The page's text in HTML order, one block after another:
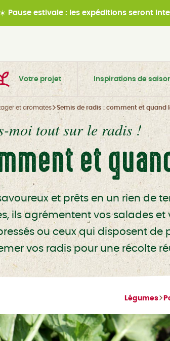
☀️ Pause estivale : les expéditions seront
Votre projet Inspirations de
et aromates Semis de radis : comment et quand
moi tout sur le radis !
et
et prêts en un rien de
ils agrémentent vos salades et
ou ceux qui disposent de
vos radis pour une récolte
Légumes